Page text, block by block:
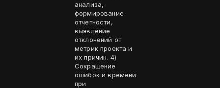
анализа,
формирование
отчетности,
выявление
отклонений от
метрик проекта и
их причин. 4)
Сокращение
ошибок и времени
при